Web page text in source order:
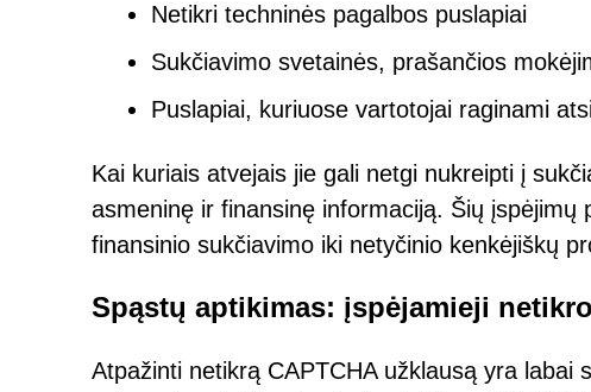
Netikri techninės pagalbos puslapiai
Sukčiavimo svetainės, prašančios
Puslapiai, kuriuose vartotojai raginami
Kai kuriais atvejais jie gali netgi nukreipti į
asmeninę ir finansinę informaciją. Šių
finansinio sukčiavimo iki netyčinio kenkėjiškų
Spąstų aptikimas: įspėjamieji
Atpažinti netikrą CAPTCHA užklausą yra labai